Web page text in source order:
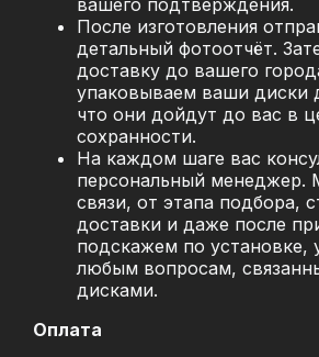
вашего подтверждения.
После изготовления
детальный фотоотчёт.
доставку до вашего
упаковываем ваши диски
что они дойдут до вас в
сохранности.
На каждом шаге вас
персональный менеджер.
связи, от этапа подбора,
доставки и даже после
подскажем по установке,
любым вопросам,
дисками.
Оплата